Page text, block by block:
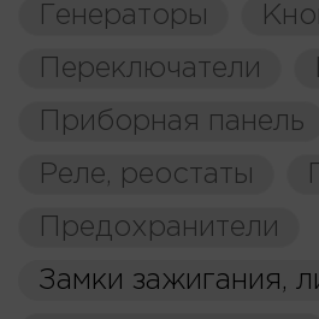
Генераторы
Переключатели
Приборная панель
Реле, реостаты
Предохранители
Замки зажигания,